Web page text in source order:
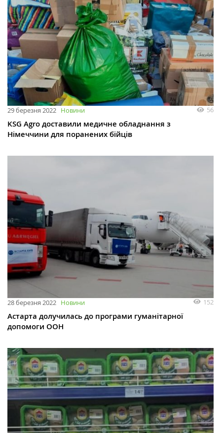
29 березня 2022 Новини 56
KSG Agro доставили медичне обладнання з
Німеччини для поранених бійців
28 березня 2022 Новини 152
Астарта долучилась до програми гуманітарної
допомоги ООН